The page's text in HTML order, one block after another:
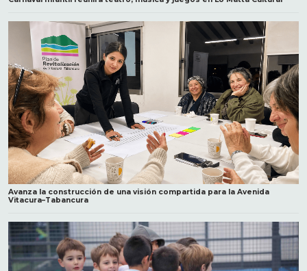
Avanza la construcción de una visión compartida para la Avenida
Vitacura–Tabancura